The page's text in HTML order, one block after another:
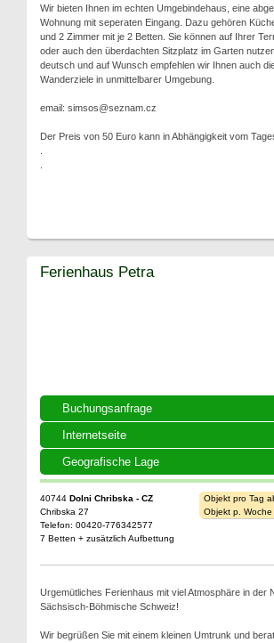
Wir bieten Ihnen im echten Umgebindehaus, eine
Wohnung mit seperaten Eingang. Dazu gehören
und 2 Zimmer mit je 2 Betten. Sie können auf Ihrer
oder auch den überdachten Sitzplatz im Garten
deutsch und auf Wunsch empfehlen wir Ihnen auch
Wanderziele in unmittelbarer Umgebung.
email: simsos@seznam.cz
Der Preis von 50 Euro kann in Abhängigkeit vom
Buchungsanfrage
Internetseite
Geografische Lage
Ferienhaus Petra
40744 Dolni Chribska - CZ
Chribska 27
Telefon: 00420-776342577
7 Betten + zusätzlich Aufbettung
Objekt pro Tag
Objekt p. Woche
Urgemütliches Ferienhaus mit viel Atmosphäre in der
Sächsisch-Böhmische Schweiz!
Wir begrüßen Sie mit einem kleinen Umtrunk und